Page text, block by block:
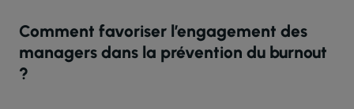
Comment favoriser l’engagement des
managers dans la prévention du burnout
?